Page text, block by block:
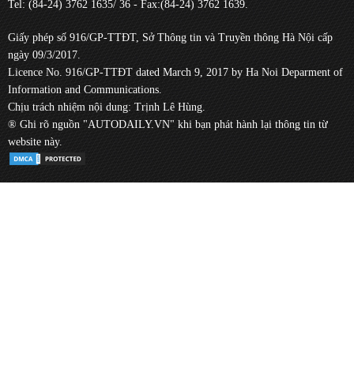
Tel: (84-24) 3762 1635/ 36 - Fax:(84-24) 3762 1639.
Giấy phép số 916/GP-TTĐT, Sở Thông tin và Truyền thông Hà Nội cấp
ngày 09/3/2017.
Licence No. 916/GP-TTĐT dated March 9, 2017 by Ha Noi Deparment of
Information and Communications.
Chịu trách nhiệm nội dung: Trịnh Lê Hùng.
® Ghi rõ nguồn "AUTODAILY.VN" khi bạn phát hành lại thông tin từ
website này.